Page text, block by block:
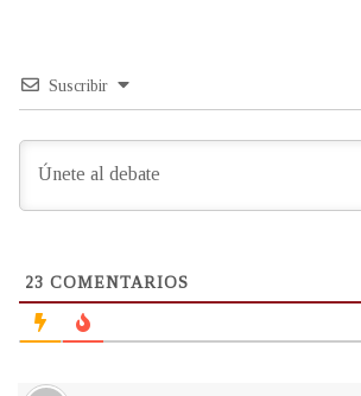
Suscribir
23 COMENTARIOS